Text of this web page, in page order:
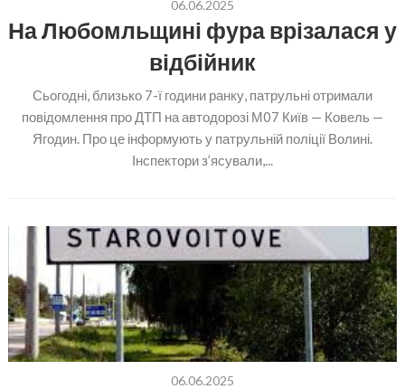
06.06.2025
На Любомльщині фура врізалася у
відбійник
Сьогодні, близько 7-ї години ранку, патрульні отримали
повідомлення про ДТП на автодорозі М07 Київ — Ковель —
Ягодин. Про це інформують у патрульній поліції Волині.
Інспектори з’ясували,...
06.06.2025